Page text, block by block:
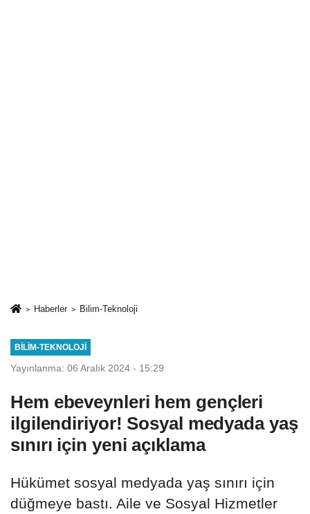
Haberler Bilim-Teknoloji
BILIM-TEKNOLOJI
Yayınlanma: 06 Aralık 2024 - 15:29
Hem ebeveynleri hem gençleri
ilgilendiriyor! Sosyal medyada yaş
sınırı için yeni açıklama
Hükümet sosyal medyada yaş sınırı için
düğmeye bastı. Aile ve Sosyal Hizmetler